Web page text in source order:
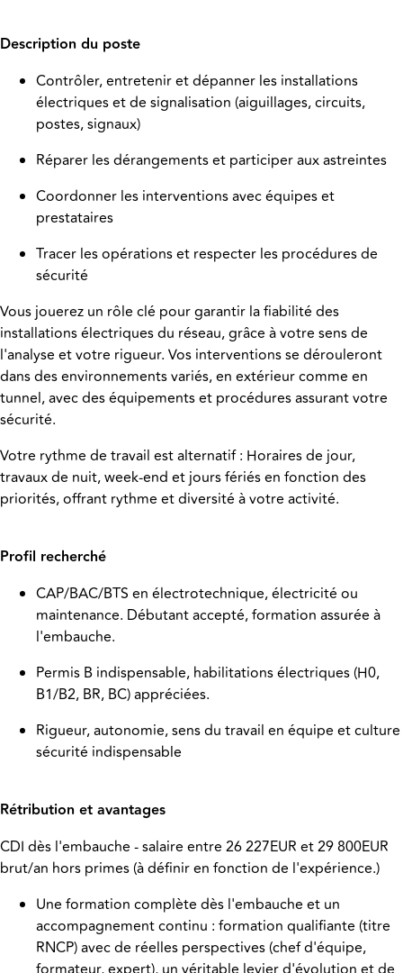
Description du poste
Contrôler, entretenir et dépanner les installations
électriques et de signalisation (aiguillages, circuits,
postes, signaux)
Réparer les dérangements et participer aux astreintes
Coordonner les interventions avec équipes et
prestataires
Tracer les opérations et respecter les procédures de
sécurité
Vous jouerez un rôle clé pour garantir la fiabilité des
installations électriques du réseau, grâce à votre sens de
l'analyse et votre rigueur. Vos interventions se dérouleront
dans des environnements variés, en extérieur comme en
tunnel, avec des équipements et procédures assurant votre
sécurité.
Votre rythme de travail est alternatif : Horaires de jour,
travaux de nuit, week-end et jours fériés en fonction des
priorités, offrant rythme et diversité à votre activité.
Profil recherché
CAP/BAC/BTS en électrotechnique, électricité ou
maintenance. Débutant accepté, formation assurée à
l'embauche.
Permis B indispensable, habilitations électriques (H0,
B1/B2, BR, BC) appréciées.
Rigueur, autonomie, sens du travail en équipe et culture
sécurité indispensable
Rétribution et avantages
CDI dès l'embauche - salaire entre 26 227EUR et 29 800EUR
brut/an hors primes (à définir en fonction de l'expérience.)
Une formation complète dès l'embauche et un
accompagnement continu : formation qualifiante (titre
RNCP) avec de réelles perspectives (chef d'équipe,